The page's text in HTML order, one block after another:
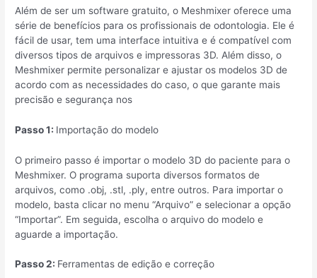
Além de ser um software gratuito, o Meshmixer oferece uma
série de benefícios para os profissionais de odontologia. Ele é
fácil de usar, tem uma interface intuitiva e é compatível com
diversos tipos de arquivos e impressoras 3D. Além disso, o
Meshmixer permite personalizar e ajustar os modelos 3D de
acordo com as necessidades do caso, o que garante mais
precisão e segurança nos
Passo 1: Importação do modelo
O primeiro passo é importar o modelo 3D do paciente para o
Meshmixer. O programa suporta diversos formatos de
arquivos, como .obj, .stl, .ply, entre outros. Para importar o
modelo, basta clicar no menu “Arquivo” e selecionar a opção
“Importar”. Em seguida, escolha o arquivo do modelo e
aguarde a importação.
Passo 2: Ferramentas de edição e correção